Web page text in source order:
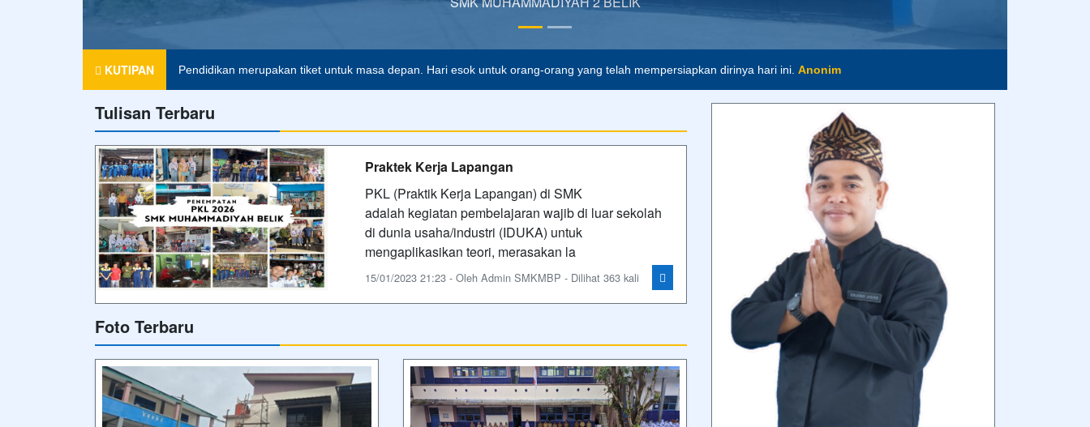
Apel Pagi
Merupakan kegiatan rutin di pagi hari
sebelum dilaksanakannya Kegiatan
Pembelajaran Di SMK Muhammadiyah
Belik
Upacara Bendera 5 Jan 2026
Upacara Bendera Hari Pertama Masuk
Semester genap 2025/2026
Video Terbaru
MOCH. SHOLEH, S.PD.I., M.PD.
- Kepala Sekolah -
Assalamu’alaikum warahmatullahi
wabarakatuh. Puji syukur ke hadirat Allah
SWT atas segala limpahan rahmat dan
karunia-Nya. Dengan penuh rasa syukur,
kami…
SELENGKAPNYA